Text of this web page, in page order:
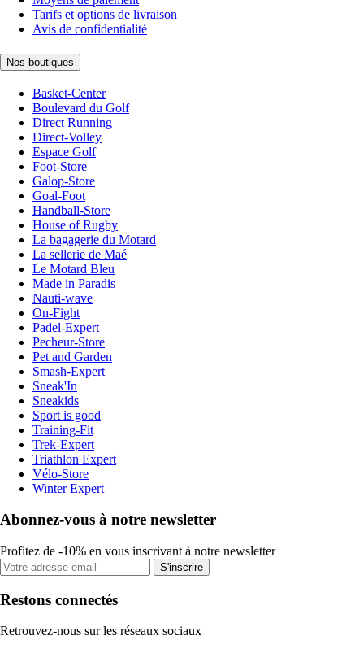
Tarifs et options de livraison
Avis de confidentialité
Nos boutiques
Basket-Center
Boulevard du Golf
Direct Running
Direct-Volley
Espace Golf
Foot-Store
Galop-Store
Goal-Foot
Handball-Store
House of Rugby
La bagagerie du Motard
La sellerie de Maé
Le Motard Bleu
Made in Paradis
Nauti-wave
On-Fight
Padel-Expert
Pecheur-Store
Pet and Garden
Smash-Expert
Sneak'In
Sneakids
Sport is good
Training-Fit
Trek-Expert
Triathlon Expert
Vélo-Store
Winter Expert
Abonnez-vous à notre newsletter
Profitez de -10% en vous inscrivant à notre newsletter
S'inscrire
Restons connectés
Retrouvez-nous sur les réseaux sociaux